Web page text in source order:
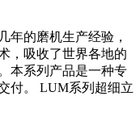
年的磨机生产经验，
，吸收了世界各地的
本系列产品是一种专
付。 LUM系列超细立